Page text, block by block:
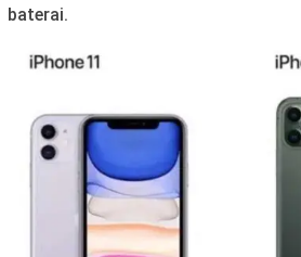
baterai.